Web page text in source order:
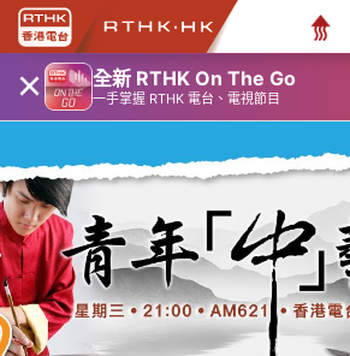
× 全新 RTHK On The Go
一手掌握 RTHK 電台、電視節目